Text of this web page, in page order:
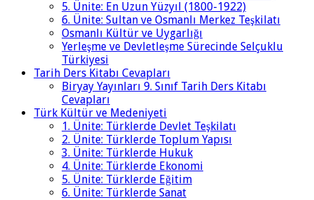
5. Ünite: En Uzun Yüzyıl (1800-1922)
6. Ünite: Sultan ve Osmanlı Merkez Teşkilatı
Osmanlı Kültür ve Uygarlığı
Yerleşme ve Devletleşme Sürecinde Selçuklu
Türkiyesi
Tarih Ders Kitabı Cevapları
Biryay Yayınları 9. Sınıf Tarih Ders Kitabı
Cevapları
Türk Kültür ve Medeniyeti
1. Ünite: Türklerde Devlet Teşkilatı
2. Ünite: Türklerde Toplum Yapısı
3. Ünite: Türklerde Hukuk
4. Ünite: Türklerde Ekonomi
5. Ünite: Türklerde Eğitim
6. Ünite: Türklerde Sanat